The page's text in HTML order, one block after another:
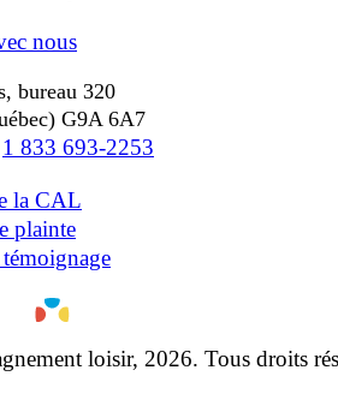
nous
bureau 320
G9A 6A7
1 833 693-2253
la CAL
plainte
loisir, 2026. Tous droits